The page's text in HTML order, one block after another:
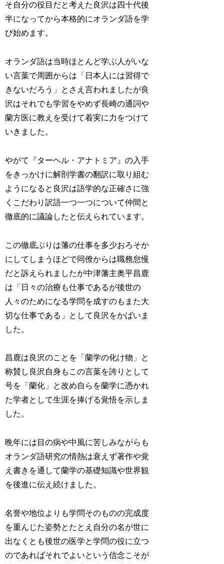
そ自分の役目だと考えた良沢は四十代後
半になってから本格的にオランダ語を学
び始めます。
オランダ語は当時ほとんど学ぶ人がいな
い言葉で周囲からは「日本人には習得で
きないだろう」とさえ言われましたが良
沢はそれでも学習をやめず長崎の通詞や
蘭方医に教えを受けて着実に力をつけて
いきました。
やがて『ターヘル・アナトミア』の入手
をきっかけに解剖学書の翻訳に取り組む
ようになると良沢は語学的な正確さに強
くこだわり訳語一つ一つについて仲間と
徹底的に議論したと伝えられています。
この徹底ぶりは藩の仕事を多少おろそか
にしてしまうほどで同僚からは職務怠慢
だと訴えられましたが中津藩主奥平昌鹿
は「日々の治療も仕事であるが後世の
人々のためになる学問を成すのもまた大
切な仕事である」として良沢をかばいま
した。
昌鹿は良沢のことを「蘭学の化け物」と
称賛し良沢自身もこの言葉を誇りとして
号を「蘭化」と改め自らを蘭学に憑かれ
た学者として生涯を捧げる覚悟を示しま
した。
晩年には目の病や中風に苦しみながらも
オランダ語研究の情熱は衰えず著作や覚
え書きを通して蘭学の基礎知識や世界観
を後進に伝え続けました。
名誉や地位よりも学問そのものの完成度
を重んじた姿勢とたとえ自分の名が世に
出なくとも後世の医学と学問の役に立つ
のであればそれでよいという信念こそが